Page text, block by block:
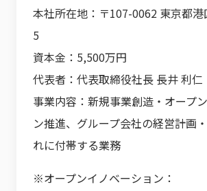
本社所在地：〒107-0062 東京都
5
資本金：5,500万円
代表者：代表取締役社長 長井 利仁
事業内容：新規事業創造・オープ
ン推進、グループ会社の経営計画
れに付帯する業務
※オープンイノベーション：